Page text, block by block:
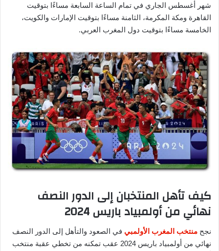
شهر أغسطس الجاري في تمام الساعة السابعة مساءًا بتوقيت
القاهرة ومكة المكرمة، الثامنة مساءًا بتوقيت الإمارات والكويت،
الخامسة مساءًا بتوقيت دول المغرب العربي.
كيف تأهل المنتخبان إلى الدور النصف
نهائي من أولمبياد باريس 2024
نجح منتخب المغرب الأولمبي في الصعود والتأهل إلى الدور النصف
نهائي من أولمبياد باريس 2024 عقب تمكنه من تخطي عقبة منتخب